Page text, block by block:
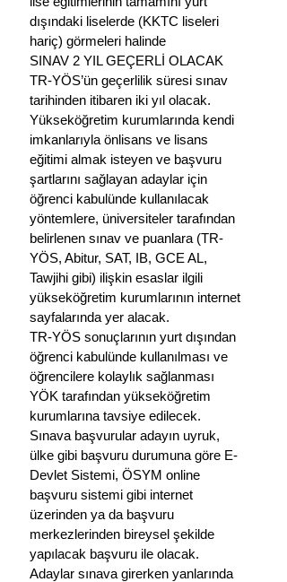
dışındaki liselerde (KKTC liseleri
hariç) görmeleri halinde
SINAV 2 YIL GEÇERLİ OLACAK
TR-YÖS’ün geçerlilik süresi sınav
tarihinden itibaren iki yıl olacak.
Yükseköğretim kurumlarında kendi
imkanlarıyla önlisans ve lisans
eğitimi almak isteyen ve başvuru
şartlarını sağlayan adaylar için
öğrenci kabulünde kullanılacak
yöntemlere, üniversiteler tarafından
belirlenen sınav ve puanlara (TR-
YÖS, Abitur, SAT, IB, GCE AL,
Tawjihi gibi) ilişkin esaslar ilgili
yükseköğretim kurumlarının internet
sayfalarında yer alacak.
TR-YÖS sonuçlarının yurt dışından
öğrenci kabulünde kullanılması ve
öğrencilere kolaylık sağlanması
YÖK tarafından yükseköğretim
kurumlarına tavsiye edilecek.
Sınava başvurular adayın uyruk,
ülke gibi başvuru durumuna göre E-
Devlet Sistemi, ÖSYM online
başvuru sistemi gibi internet
üzerinden ya da başvuru
merkezlerinden bireysel şekilde
yapılacak başvuru ile olacak.
Adaylar sınava girerken yanlarında